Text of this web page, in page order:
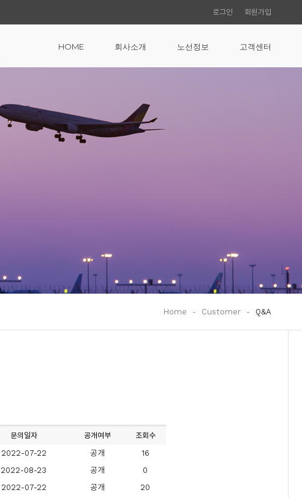
로그인 회원가입
HOME 회사소개 노선정보 고객센터
Home - Customer - Q&A
문의일자 공개여부 조회수
2022-07-22 공개
16
2022-08-23 공개
0
2022-07-22 공개
20